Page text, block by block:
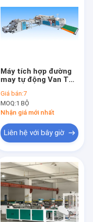
Máy tích hợp đường
may tự động Van Túi
Giá bán:7
MOQ:1 BỘ
Nhận giá mới nhất
Liên hệ với bây giờ